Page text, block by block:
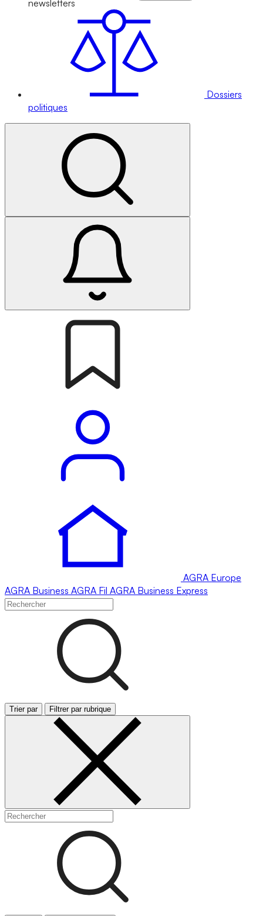
newsletters
Dossiers
politiques
AGRA Europe
AGRA Business AGRA Fil AGRA Business Express
Trier par Filtrer par rubrique